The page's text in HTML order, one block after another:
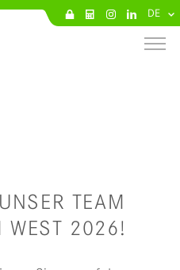
DE
TEAM
WEST 2026!